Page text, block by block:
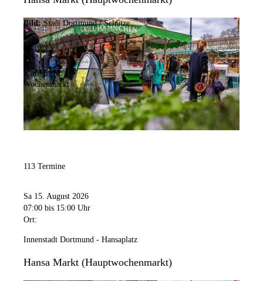
Bild: Stadt Dortmund / Schütze
Kategorie:
Wochenmarkt
113 Termine
Sa 15. August 2026
07:00 bis 15:00 Uhr
Ort:
Innenstadt Dortmund - Hansaplatz
Hansa Markt (Hauptwochenmarkt)